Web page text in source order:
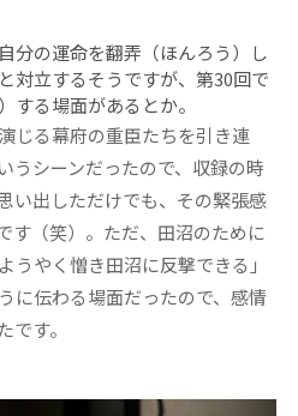
分の運命を翻弄（ほんろう）し
対立するそうですが、第30回で
する場面があるとか。
じる幕府の重臣たちを引き連
うシーンだったので、収録の時
い出しただけでも、その緊張感
す（笑）。ただ、田沼のために
うやく憎き田沼に反撃できる」
に伝わる場面だったので、感情
す。